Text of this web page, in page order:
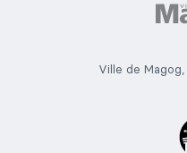
Ville de